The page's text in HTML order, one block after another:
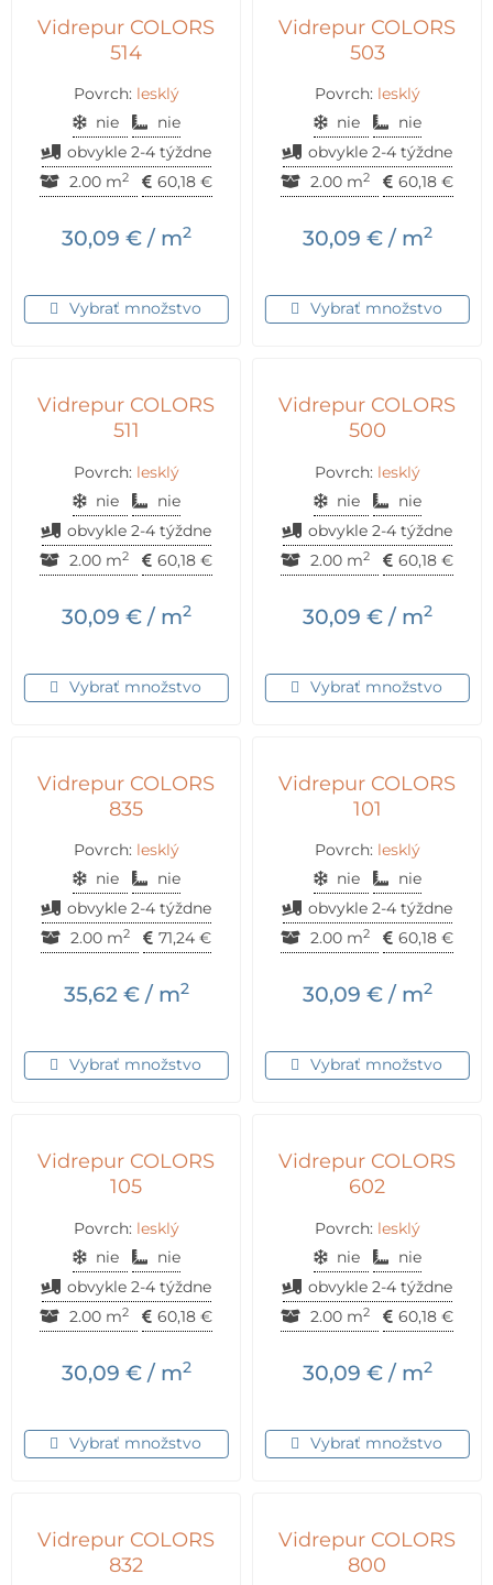
Vidrepur COLORS
514
Povrch: lesklý
nie
nie
obvykle 2-4 týždne
2.00 m2 60,18 €
30,09 €/ m2
Vybrať množstvo
Vidrepur COLORS
503
Povrch: lesklý
nie
nie
obvykle 2-4 týždne
2.00 m2 60,18 €
30,09 €/ m2
Vybrať množstvo
Vidrepur COLORS
511
Povrch: lesklý
nie
nie
obvykle 2-4 týždne
2.00 m2 60,18 €
30,09 €/ m2
Vybrať množstvo
Vidrepur COLORS
500
Povrch: lesklý
nie
nie
obvykle 2-4 týždne
2.00 m2 60,18 €
30,09 €/ m2
Vybrať množstvo
Vidrepur COLORS
835
Povrch: lesklý
nie
nie
obvykle 2-4 týždne
2.00 m2 71,24 €
35,62 €/ m2
Vybrať množstvo
Vidrepur COLORS
101
Povrch: lesklý
nie
nie
obvykle 2-4 týždne
2.00 m2 60,18 €
30,09 €/ m2
Vybrať množstvo
Vidrepur COLORS
105
Povrch: lesklý
nie
nie
obvykle 2-4 týždne
2.00 m2 60,18 €
30,09 €/ m2
Vybrať množstvo
Vidrepur COLORS
602
Povrch: lesklý
nie
nie
obvykle 2-4 týždne
2.00 m2 60,18 €
30,09 €/ m2
Vybrať množstvo
Vidrepur COLORS
832
Vidrepur COLORS
800